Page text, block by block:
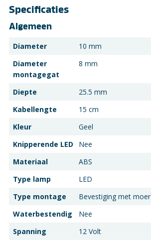
Specificaties
Algemeen
Diameter
10 mm
Diameter
montagegat
8 mm
Diepte
25.5 mm
Kabellengte
15 cm
Kleur
Geel
Knipperende LED
Nee
Materiaal
ABS
Type lamp
LED
Type montage
Bevestiging met moer
Waterbestendig
Nee
Spanning
12 Volt